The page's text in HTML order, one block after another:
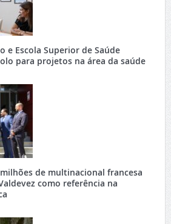
e Escola Superior de Saúde
para projetos na área da saúde
de multinacional francesa
como referência na